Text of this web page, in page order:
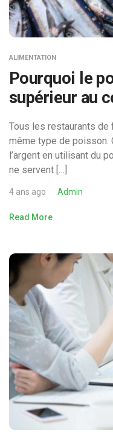
ALIMENTATION
Pourquoi le
supérieur au
Tous les restaurants
même type de poisson.
l’argent en utilisant du
ne servent […]
4 ans ago Admin
Read More